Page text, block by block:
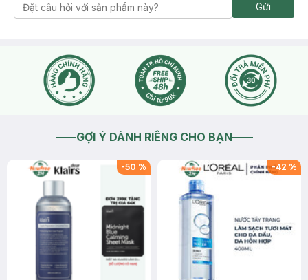
Gửi
GỢI Ý DÀNH RIÊNG CHO BẠN
-50 % -42 %